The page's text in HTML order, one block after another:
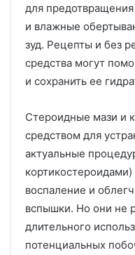
для
и влажные
зуд. Рецепты и без
средства могут
и сохранить ее
Стероидные мази и
средством для
актуальные
воспаление и
вспышки. Но они не
длительного
потенциальных